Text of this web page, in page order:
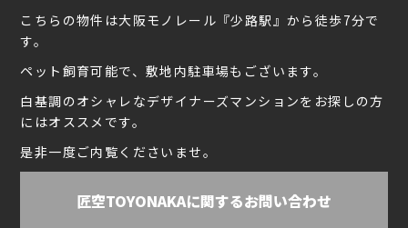
こちらの物件は大阪モノレール『少路駅』から徒歩7分で
す。
ペット飼育可能で、敷地内駐車場もございます。
白基調のオシャレなデザイナーズマンションをお探しの方
にはオススメです。
是非一度ご内覧くださいませ。
匠空TOYONAKAに関するお問い合わせ